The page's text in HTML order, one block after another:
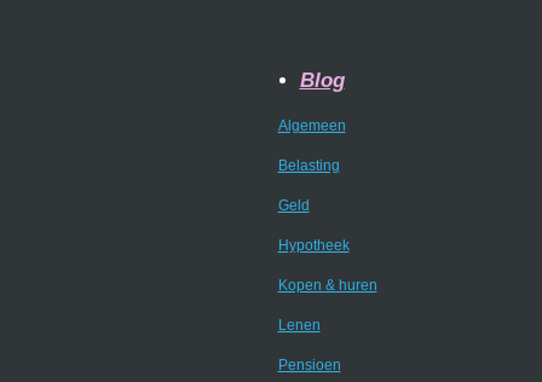
Blog
Algemeen
Belasting
Geld
Hypotheek
Kopen & huren
Lenen
Pensioen